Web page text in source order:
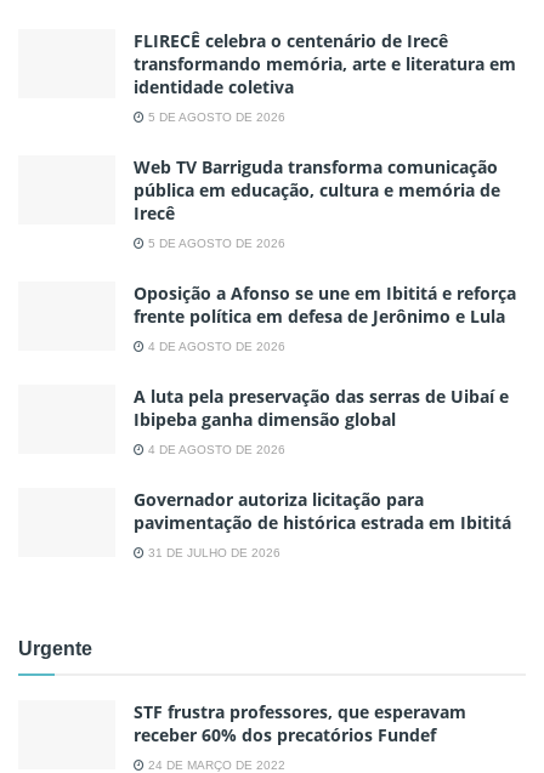
FLIRECÊ celebra o centenário de Irecê
transformando memória, arte e literatura em
identidade coletiva
5 DE AGOSTO DE 2026
Web TV Barriguda transforma comunicação
pública em educação, cultura e memória de
Irecê
5 DE AGOSTO DE 2026
Oposição a Afonso se une em Ibititá e reforça
frente política em defesa de Jerônimo e Lula
4 DE AGOSTO DE 2026
A luta pela preservação das serras de Uibaí e
Ibipeba ganha dimensão global
4 DE AGOSTO DE 2026
Governador autoriza licitação para
pavimentação de histórica estrada em Ibititá
31 DE JULHO DE 2026
Urgente
STF frustra professores, que esperavam
receber 60% dos precatórios Fundef
24 DE MARÇO DE 2022